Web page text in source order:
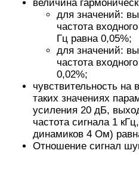
величина
для значений:
частота
Гц равна 0,05%;
для значений:
частота
0,02%;
чувствительность на
таких значениях
усиления 20 дБ,
частота сигнала 1
динамиков 4 Ом)
Отношение сигнал